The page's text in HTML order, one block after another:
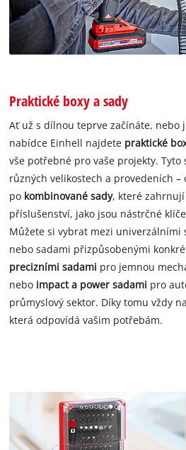
Praktické boxy a sady
Ať už s dílnou teprve začínáte, nebo
nabídce Einhell najdete praktické
vše potřebné pro vaše projekty. Tyto
různých velikostech a provedeních –
po kombinované sady, které
příslušenství, jako jsou nástrčné
Můžete si vybrat mezi
nebo sadami přizpůsobenými
precizními sadami pro jemnou
nebo impact a power sadami pro
průmyslový sektor. Díky tomu vždy
která odpovídá vašim potřebám.